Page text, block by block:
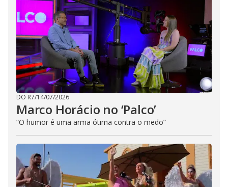
DO R7/14/07/2026
Marco Horácio no ‘Palco’
“O humor é uma arma ótima contra o medo”